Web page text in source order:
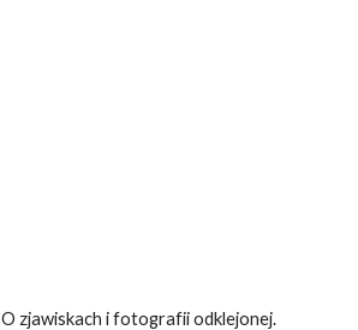
O zjawiskach i fotografii odklejonej.